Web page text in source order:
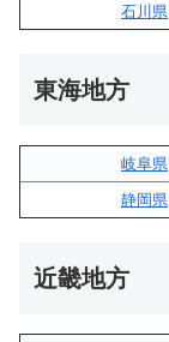
石川県
東海地方
岐阜県
静岡県
近畿地方